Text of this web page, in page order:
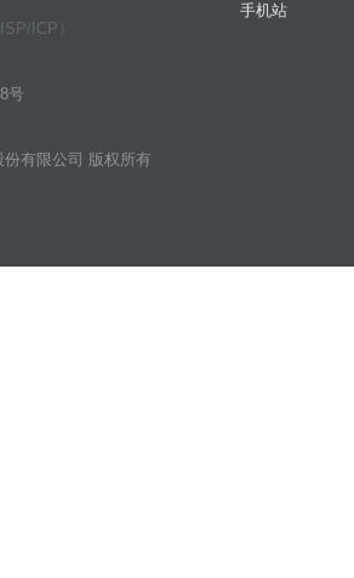
ICP）
号
份有限公司 版权所有
手机站